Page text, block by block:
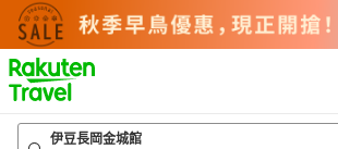
to
top
page
伊豆長岡金城館